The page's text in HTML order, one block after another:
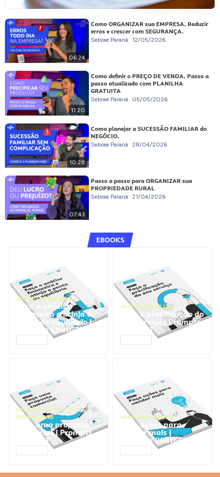
06:24
Como ORGANIZAR sua EMPRESA. Reduzir
erros e crescer com SEGURANÇA.
Sebrae Paraná 12/05/2026
11:20
Como definir o PREÇO DE VENDA. Passo a
passo atualizado com PLANILHA
GRATUITA
Sebrae Paraná 05/05/2026
10:28
Como planejar a SUCESSÃO FAMILIAR do
NEGÓCIO.
Sebrae Paraná 28/04/2026
07:43
Passo a passo para ORGANIZAR sua
PROPRIEDADE RURAL
Sebrae Paraná 21/04/2026
EBOOKS
GESTÃO FINANCEIRA
Faça a análise
financeira e atinja o
ponto de equilíbrio |
Prompts ChatGPT
GESTÃO FINANCEIRA
Faça a precificação do
seu serviço | Prompts
ChatGPT
NEGÓCIOS, PROCESSOS
EMPRESARIAIS
Faça uma proposta
comercial | Prompts
ChatGPT
NEGÓCIOS, VENDAS
Faça ações para
vender mais |
Prompts ChatGPT